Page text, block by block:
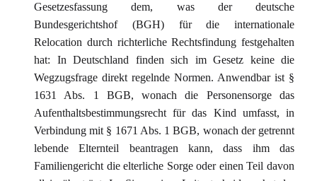
Gesetzesfassung dem, was der deutsche
Bundesgerichtshof (BGH) für die internationale
Relocation durch richterliche Rechtsfindung festgehalten
hat: In Deutschland finden sich im Gesetz keine die
Wegzugsfrage direkt regelnde Normen. Anwendbar ist §
1631 Abs. 1 BGB, wonach die Personensorge das
Aufenthaltsbestimmungsrecht für das Kind umfasst, in
Verbindung mit § 1671 Abs. 1 BGB, wonach der getrennt
lebende Elternteil beantragen kann, dass ihm das
Familiengericht die elterliche Sorge oder einen Teil davon